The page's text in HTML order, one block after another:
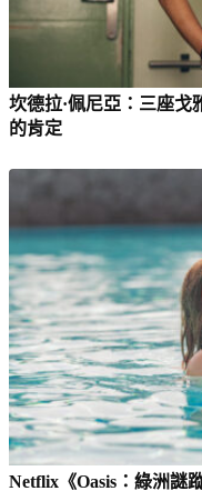
坎德拉·佩尼亞：三座
的肯定
Netflix《Oasis：綠洲謎